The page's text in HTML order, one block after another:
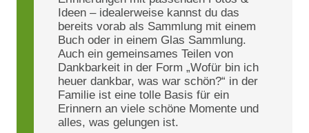
Ideen – idealerweise kannst du das
bereits vorab als Sammlung mit einem
Buch oder in einem Glas Sammlung.
Auch ein gemeinsames Teilen von
Dankbarkeit in der Form „Wofür bin ich
heuer dankbar, was war schön?“ in der
Familie ist eine tolle Basis für ein
Erinnern an viele schöne Momente und
alles, was gelungen ist.